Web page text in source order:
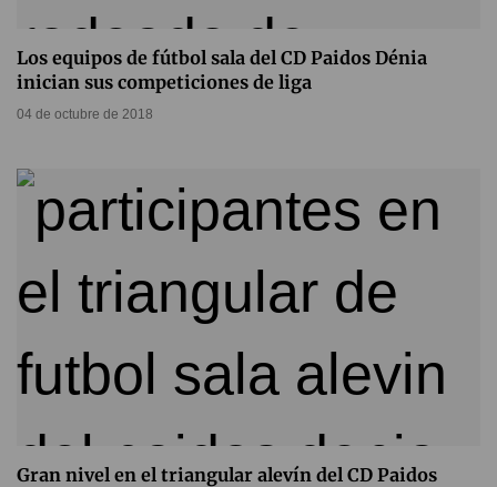
Los equipos de fútbol sala del CD Paidos Dénia
inician sus competiciones de liga
04 de octubre de 2018
Gran nivel en el triangular alevín del CD Paidos